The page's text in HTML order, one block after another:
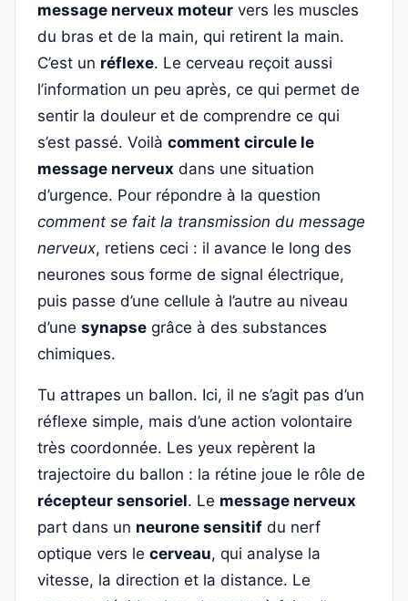
message nerveux moteur vers les muscles
du bras et de la main, qui retirent la main.
C’est un réflexe. Le cerveau reçoit aussi
l’information un peu après, ce qui permet de
sentir la douleur et de comprendre ce qui
s’est passé. Voilà comment circule le
message nerveux dans une situation
d’urgence. Pour répondre à la question
comment se fait la transmission du message
nerveux, retiens ceci : il avance le long des
neurones sous forme de signal électrique,
puis passe d’une cellule à l’autre au niveau
d’une synapse grâce à des substances
chimiques.
Tu attrapes un ballon. Ici, il ne s’agit pas d’un
réflexe simple, mais d’une action volontaire
très coordonnée. Les yeux repèrent la
trajectoire du ballon : la rétine joue le rôle de
récepteur sensoriel. Le message nerveux
part dans un neurone sensitif du nerf
optique vers le cerveau, qui analyse la
vitesse, la direction et la distance. Le